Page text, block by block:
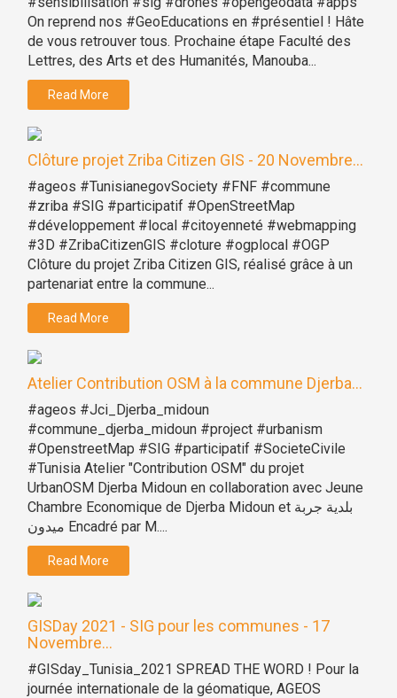
On reprend nos #GeoEducations en #présentiel ! Hâte
de vous retrouver tous. Prochaine étape Faculté des
Lettres, des Arts et des Humanités, Manouba...
Read More
Clôture projet Zriba Citizen GIS - 20 Novembre...
#ageos #TunisianegovSociety #FNF #commune
#zriba #SIG #participatif #OpenStreetMap
#développement #local #citoyenneté #webmapping
#3D #ZribaCitizenGIS #cloture #ogplocal #OGP
Clôture du projet Zriba Citizen GIS, réalisé grâce à un
partenariat entre la commune...
Read More
Atelier Contribution OSM à la commune Djerba...
#ageos #Jci_Djerba_midoun
#commune_djerba_midoun #project #urbanism
#OpenstreetMap #SIG #participatif #SocieteCivile
#Tunisia Atelier "Contribution OSM" du projet
UrbanOSM Djerba Midoun en collaboration avec Jeune
Chambre Economique de Djerba Midoun et بلدية جربة
ميدون Encadré par M....
Read More
GISDay 2021 - SIG pour les communes - 17
Novembre...
#GISday_Tunisia_2021 SPREAD THE WORD ! Pour la
journée internationale de la géomatique, AGEOS